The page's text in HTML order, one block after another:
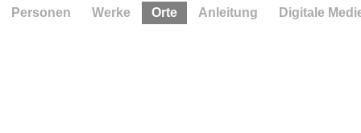
Personen Werke Orte Anleitung Digitale